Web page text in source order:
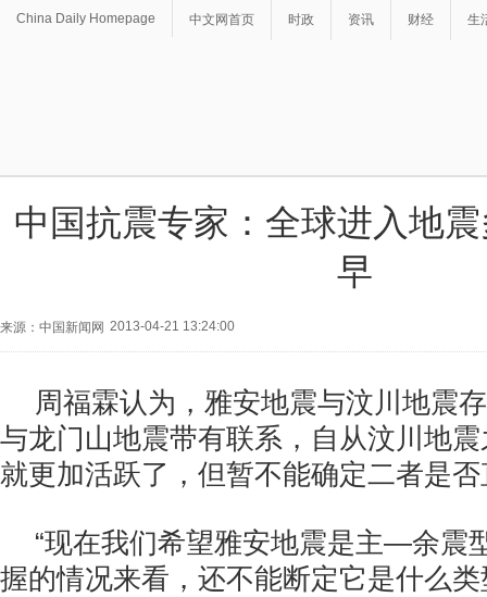
China Daily Homepage 中文网首页 时政 资讯 财经 生
中国抗震专家：全球进入地
早
来源：中国新闻网 2013-04-21 13:24:00
周福霖认为，雅安地震与汶川地震
与龙门山地震带有联系，自从汶川地
就更加活跃了，但暂不能确定二者是
“现在我们希望雅安地震是主—余震
握的情况来看，还不能断定它是什么类